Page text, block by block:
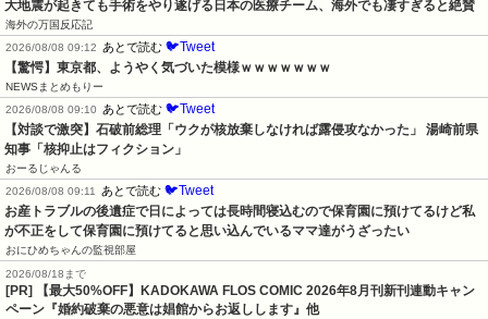
大地震が起きても手術をやり遂げる日本の医療チーム、海外でも凄すぎると絶賛
海外の万国反応記
2026/08/08 09:12
あとで読む 🐦Tweet
【驚愕】東京都、ようやく気づいた模様ｗｗｗｗｗｗｗ
NEWSまとめもりー
2026/08/08 09:10
あとで読む 🐦Tweet
【対談で激突】石破前総理「ウクが核放棄しなければ露侵攻なかった」 湯崎前県
知事「核抑止はフィクション」
おーるじゃんる
2026/08/08 09:11
あとで読む 🐦Tweet
お産トラブルの後遺症で日によっては長時間寝込むので保育園に預けてるけど私
が不正をして保育園に預けてると思い込んでいるママ達がうざったい
おにひめちゃんの監視部屋
2026/08/18まで
[PR] 【最大50%OFF】KADOKAWA FLOS COMIC 2026年8月刊新刊連動キャン
ペーン『婚約破棄の悪意は娼館からお返しします』他